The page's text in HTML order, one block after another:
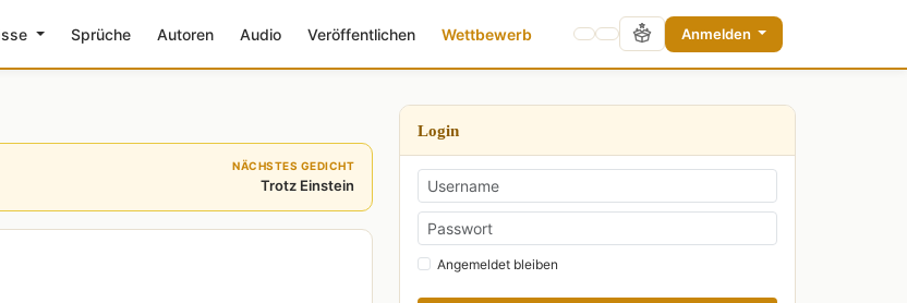
Sprüche Autoren Audio Veröffentlichen Wettbewerb Anmelden
NÄCHSTES GEDICHT
Trotz Einstein
Login
Angemeldet bleiben